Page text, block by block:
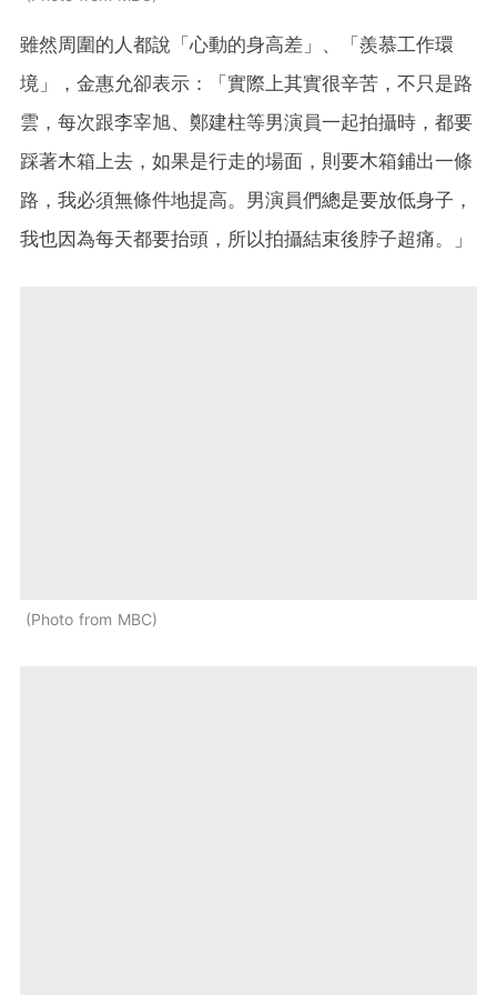
雖然周圍的人都說「心動的身高差」、「羨慕工作環
境」，金惠允卻表示：「實際上其實很辛苦，不只是路
雲，每次跟李宰旭、鄭建柱等男演員一起拍攝時，都要
踩著木箱上去，如果是行走的場面，則要木箱鋪出一條
路，我必須無條件地提高。男演員們總是要放低身子，
我也因為每天都要抬頭，所以拍攝結束後脖子超痛。」
Photo from MBC